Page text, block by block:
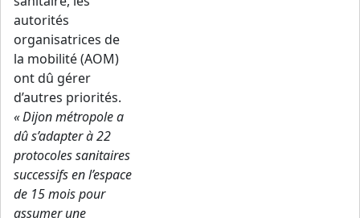
autorités
organisatrices de
la mobilité (AOM)
ont dû gérer
d’autres priorités.
« Dijon métropole a
dû s’adapter à 22
protocoles sanitaires
successifs en l’espace
de 15 mois pour
assumer une